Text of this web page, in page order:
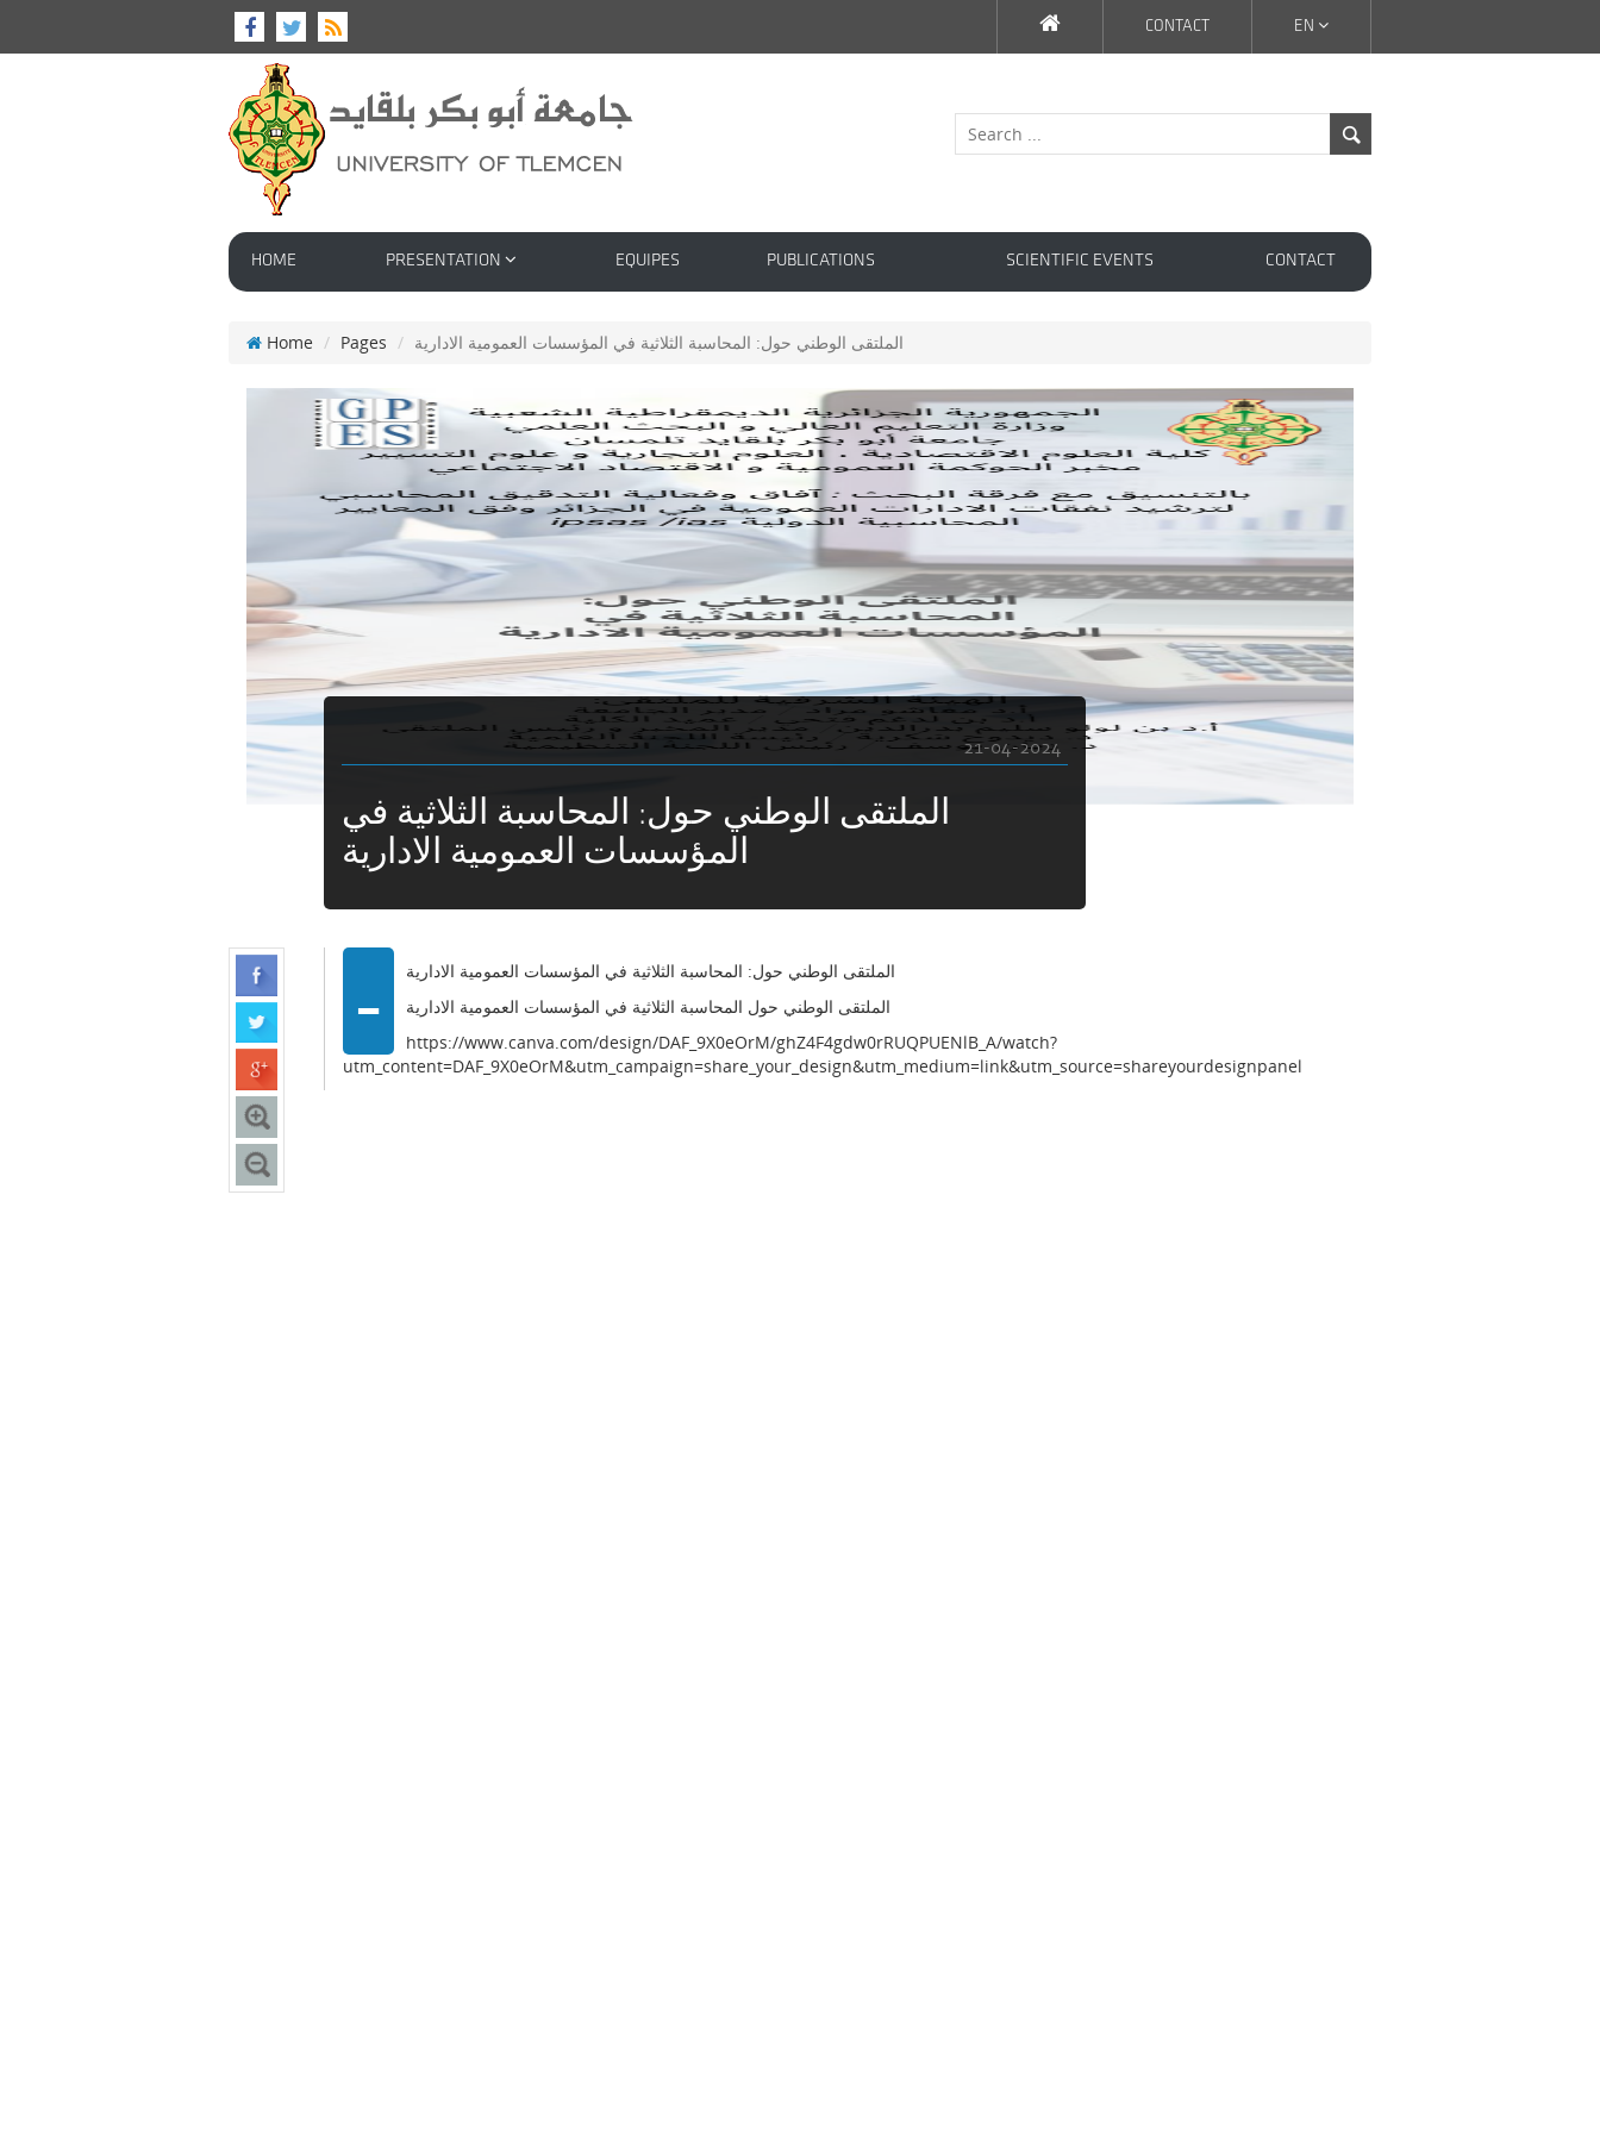
EN
CONTACT
HOME PRESENTATION EQUIPES PUBLICATIONS SCIENTIFIC EVENTS CONTACT
Home Pages الملتقى الوطني حول: المحاسبة الثلاثية في المؤسسات العمومية الادارية
21-04-2024
الملتقى الوطني حول: المحاسبة الثلاثية في
المؤسسات العمومية الادارية
-
الملتقى الوطني حول: المحاسبة الثلاثية في المؤسسات العمومية الادارية
الملتقى الوطني حول المحاسبة الثلاثية في المؤسسات العمومية الادارية
https://www.canva.com/design/DAF_9X0eOrM/ghZ4F4gdw0rRUQPUENlB_A/watch?
utm_content=DAF_9X0eOrM&utm_campaign=share_your_design&utm_medium=link&utm_source=shareyourdesignpanel